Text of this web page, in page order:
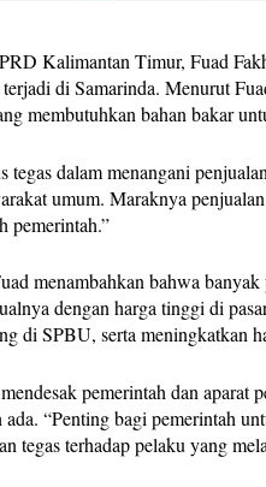
Kalimantan Timur, Fuad
di Samarinda. Menurut
membutuhkan bahan bakar
tegas dalam menangani
umum. Maraknya
pemerintah.”
menambahkan bahwa
dengan harga tinggi di
di SPBU, serta meningkatkan
pemerintah dan aparat
“Penting bagi pemerintah
tegas terhadap pelaku yang